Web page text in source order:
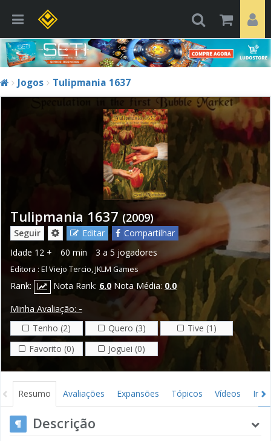
Jogos Tulipmania 1637
Tulipmania 1637 (2009)
Seguir Editar
Compartilhar
Idade 12 + 60 min 3 a 5 jogadores
Editora : El Viejo Tercio,JKLM Games
Rank: Nota Rank: 6.0 Nota Média: 0.0
Minha Avaliação: -
Tenho (2)
Quero (3)
Tive (1)
Favorito (0)
Joguei (0)
Resumo Avaliações Expansões Tópicos Vídeos
Descrição